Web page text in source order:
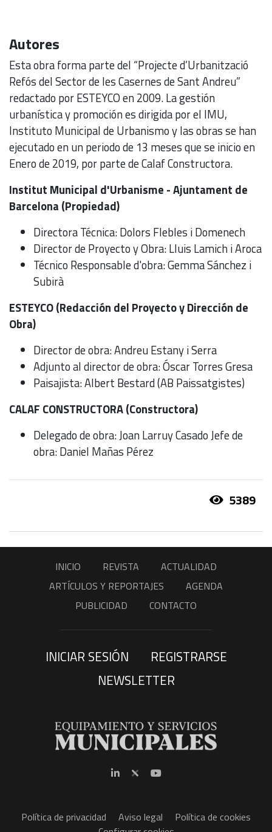
Autores
Esta obra forma parte del “Projecte d’Urbanització
Refós del Sector de les Casernes de Sant Andreu”
redactado por ESTEYCO en 2009. La gestión
urbanística y promoción es dirigida por el IMU,
Instituto Municipal de Urbanismo y las obras se han
ejecutado en un periodo de 13 meses que se inicio en
Enero de 2019, por parte de Calaf Constructora.
Institut Municipal d'Urbanisme - Ajuntament de
Barcelona (Propiedad)
Directora Técnica: Dolors Flebles i Domenech
Director de Proyecto y Obra: Lluis Lamich i Aroca
Técnico Responsable d'obra: Gemma Sánchez i
Subirà
ESTEYCO (Redacción del Proyecto y Dirección de
Obra)
Director de obra: Andreu Estany i Serra
Adjunto al director de obra: Óscar Torres Gresa
Paisajista: Albert Bestard (AB Paissatgistes)
CALAF CONSTRUCTORA (Constructora)
Delegado de obra: Joan Larruy Casado Jefe de
obra: Daniel Mañas Pérez
5389
INICIO REVISTA
ACTUALIDAD
ARTÍCULOS Y REPORTAJES
AGENDA
PUBLICIDAD
CONTACTO
INICIAR SESIÓN
REGISTRARSE
NEWSLETTER
Política de privacidad Aviso legal
Política de cookies